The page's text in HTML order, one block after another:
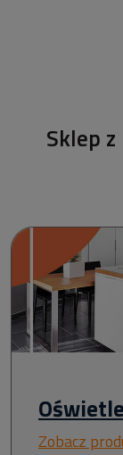
Sklep
Zobacz